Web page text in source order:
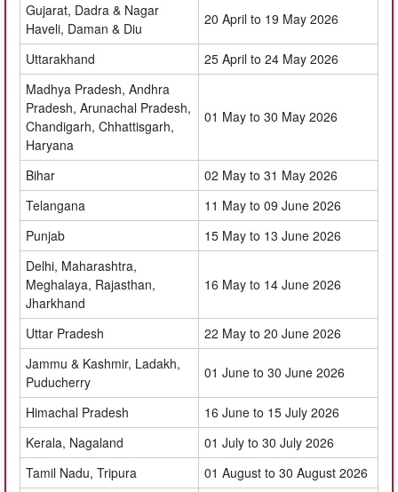
Gujarat, Dadra & Nagar
Haveli, Daman & Diu
20 April to 19 May 2026
Uttarakhand
25 April to 24 May 2026
Madhya Pradesh, Andhra
Pradesh, Arunachal Pradesh,
Chandigarh, Chhattisgarh,
Haryana
01 May to 30 May 2026
Bihar
02 May to 31 May 2026
Telangana
11 May to 09 June 2026
Punjab
15 May to 13 June 2026
Delhi, Maharashtra,
Meghalaya, Rajasthan,
Jharkhand
16 May to 14 June 2026
Uttar Pradesh
22 May to 20 June 2026
Jammu & Kashmir, Ladakh,
Puducherry
01 June to 30 June 2026
Himachal Pradesh
16 June to 15 July 2026
Kerala, Nagaland
01 July to 30 July 2026
Tamil Nadu, Tripura
01 August to 30 August 2026